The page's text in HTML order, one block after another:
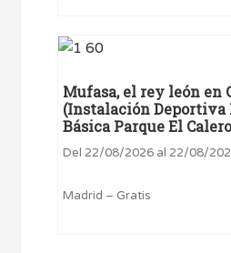
Mufasa, el rey león en
(Instalación
Básica Parque El
Del 22/08/2026 al 22/08/
Madrid – Gratis